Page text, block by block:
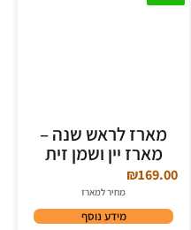
מארז לראש שנה –
מארז יין ושמן זית
₪169.00
מחיר למארז
מידע נוסף